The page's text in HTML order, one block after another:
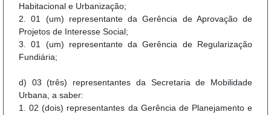
Habitacional e Urbanização;
2. 01 (um) representante da Gerência de Aprovação de
Projetos de Interesse Social;
3. 01 (um) representante da Gerência de Regularização
Fundiária;
d) 03 (três) representantes da Secretaria de Mobilidade
Urbana, a saber:
1. 02 (dois) representantes da Gerência de Planejamento e